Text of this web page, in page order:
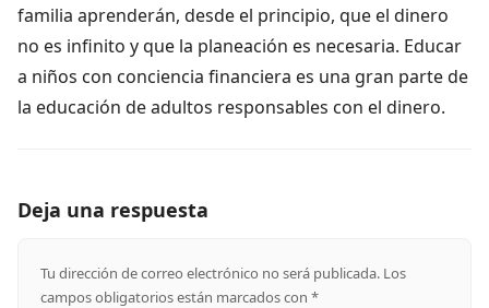
familia aprenderán, desde el principio, que el dinero
no es infinito y que la planeación es necesaria. Educar
a niños con conciencia financiera es una gran parte de
la educación de adultos responsables con el dinero.
Deja una respuesta
Tu dirección de correo electrónico no será publicada. Los
campos obligatorios están marcados con *